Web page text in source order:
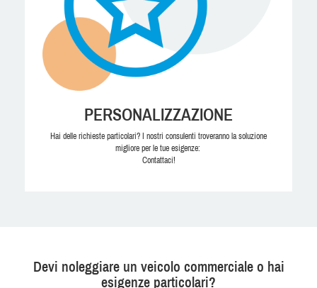
PERSONALIZZAZIONE
Hai delle richieste particolari? I nostri consulenti troveranno la soluzione
migliore per le tue esigenze:
Contattaci!
Devi noleggiare un veicolo commerciale o hai
esigenze particolari?